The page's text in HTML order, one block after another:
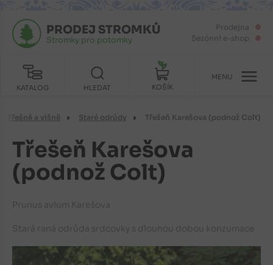
Prodejna
Sezónní e-shop
KATALOG
PRODEJ STROMKŮ
Stromky pro potomky
HLEDAT KOŠÍK
MENU
Třešně a višně Staré odrůdy Třešeň Karešova (podnož Colt)
Třešeň Karešova
(podnož Colt)
Prunus avium Karešova
Stará raná odrůda srdcovky s dlouhou dobou konzumace